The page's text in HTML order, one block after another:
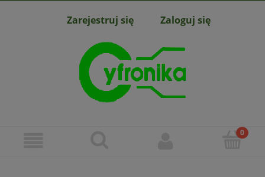
Zarejestruj się Zaloguj się